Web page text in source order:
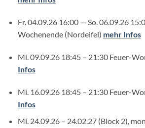
Fr. 04.09.26 16:00 — So. 06.09.26
Wochenende (Nordeifel) mehr Infos
Mi. 09.09.26 18:45 – 21:30 Feuer-
Infos
Mi. 16.09.26 18:45 – 21:30 Feuer-
Infos
Mi. 24.09.26 – 24.02.27 (Block 2),